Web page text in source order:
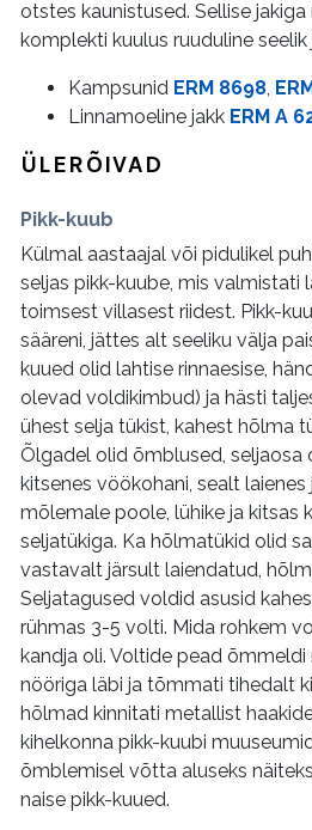
otstes kaunistused. Sellise jakiga
komplekti kuulus ruuduline
Kampsunid ERM 8698,
Linnamoeline jakk ERM A
ÜLERÕIVAD
Pikk-kuub
Külmal aastaajal või pidulikel
seljas pikk-kuube, mis valmistati
toimsest villasest riidest. Pikk-
sääreni, jättes alt seeliku välja
kuued olid lahtise rinnaesise,
olevad voldikimbud) ja hästi
ühest selja tükist, kahest hõlma
Õlgadel olid õmblused, seljaosa
kitsenes vöökohani, sealt
mõlemale poole, lühike ja kitsas
seljatükiga. Ka hõlmatükid olid
vastavalt järsult laiendatud,
Seljatagused voldid asusid
rühmas 3-5 volti. Mida rohkem
kandja oli. Voltide pead
nööriga läbi ja tõmmati tihedalt
hõlmad kinnitati metallist
kihelkonna pikk-kuubi
õmblemisel võtta aluseks
naise pikk-kuued.